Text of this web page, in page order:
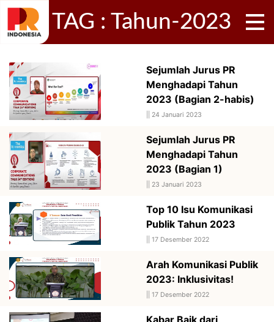
TAG : Tahun-2023
Sejumlah Jurus PR
Menghadapi Tahun
2023 (Bagian 2-habis)
24 Januari 2023
Sejumlah Jurus PR
Menghadapi Tahun
2023 (Bagian 1)
23 Januari 2023
Top 10 Isu Komunikasi
Publik Tahun 2023
17 Desember 2022
Arah Komunikasi Publik
2023: Inklusivitas!
17 Desember 2022
Kabar Baik dari